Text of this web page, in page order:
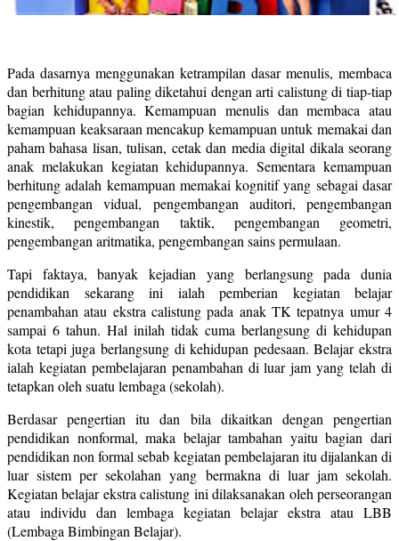
Pada dasarnya menggunakan ketrampilan dasar menulis, membaca
dan berhitung atau paling diketahui dengan arti calistung di tiap-tiap
bagian kehidupannya. Kemampuan menulis dan membaca atau
kemampuan keaksaraan mencakup kemampuan untuk memakai dan
paham bahasa lisan, tulisan, cetak dan media digital dikala seorang
anak melakukan kegiatan kehidupannya. Sementara kemampuan
berhitung adalah kemampuan memakai kognitif yang sebagai dasar
pengembangan vidual, pengembangan auditori, pengembangan
kinestik, pengembangan taktik, pengembangan geometri,
pengembangan aritmatika, pengembangan sains permulaan.
Tapi faktaya, banyak kejadian yang berlangsung pada dunia
pendidikan sekarang ini ialah pemberian kegiatan belajar
penambahan atau ekstra calistung pada anak TK tepatnya umur 4
sampai 6 tahun. Hal inilah tidak cuma berlangsung di kehidupan
kota tetapi juga berlangsung di kehidupan pedesaan. Belajar ekstra
ialah kegiatan pembelajaran penambahan di luar jam yang telah di
tetapkan oleh suatu lembaga (sekolah).
Berdasar pengertian itu dan bila dikaitkan dengan pengertian
pendidikan nonformal, maka belajar tambahan yaitu bagian dari
pendidikan non formal sebab kegiatan pembelajaran itu dijalankan di
luar sistem per sekolahan yang bermakna di luar jam sekolah.
Kegiatan belajar ekstra calistung ini dilaksanakan oleh perseorangan
atau individu dan lembaga kegiatan belajar ekstra atau LBB
(Lembaga Bimbingan Belajar).